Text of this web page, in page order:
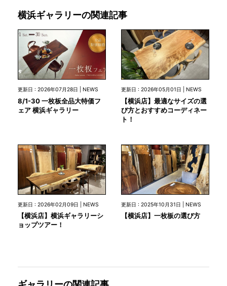
横浜ギャラリーの関連記事
更新日 : 2026年07月28日 | NEWS
8/1-30 一枚板全品大特価フ
ェア 横浜ギャラリー
更新日 : 2026年05月01日 | NEWS
【横浜店】最適なサイズの選
び方とおすすめコーディネー
ト！
更新日 : 2026年02月09日 | NEWS
【横浜店】横浜ギャラリーシ
ョップツアー！
更新日 : 2025年10月31日 | NEWS
【横浜店】一枚板の選び方